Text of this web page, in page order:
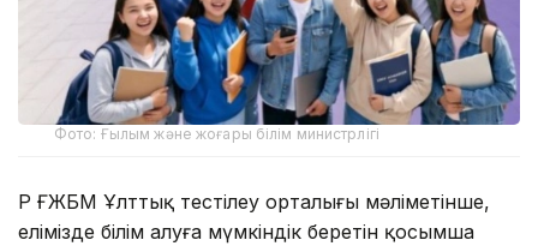
Фото: Ғылым және жоғары білім министрлігі
ҚР ҒЖБМ Ұлттық тестілеу орталығы мәліметінше,
елімізде білім алуға мүмкіндік беретін қосымша